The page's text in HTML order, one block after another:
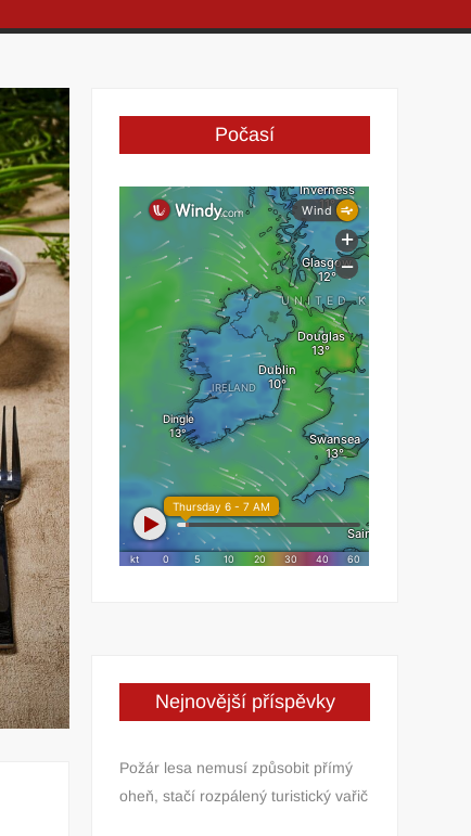
Počasí
Nejnovější příspěvky
Požár lesa nemusí způsobit přímý
oheň, stačí rozpálený turistický vařič